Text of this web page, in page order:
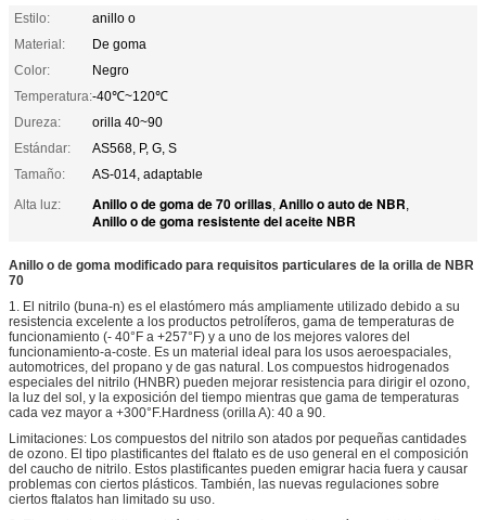
Estilo:
anillo o
Material:
De goma
Color:
Negro
Temperatura:-40℃~120℃
Dureza:
orilla 40~90
Estándar:
AS568, P, G, S
Tamaño:
AS-014, adaptable
Alta luz:
Anillo o de goma de 70 orillas, Anillo o auto de NBR,
Anillo o de goma resistente del aceite NBR
Anillo o de goma modificado para requisitos particulares de la orilla de NBR
70
1. El nitrilo (buna-n) es el elastómero más ampliamente utilizado debido a su
resistencia excelente a los productos petrolíferos, gama de temperaturas de
funcionamiento (- 40°F a +257°F) y a uno de los mejores valores del
funcionamiento-a-coste. Es un material ideal para los usos aeroespaciales,
automotrices, del propano y de gas natural. Los compuestos hidrogenados
especiales del nitrilo (HNBR) pueden mejorar resistencia para dirigir el ozono,
la luz del sol, y la exposición del tiempo mientras que gama de temperaturas
cada vez mayor a +300°F.Hardness (orilla A): 40 a 90.
Limitaciones: Los compuestos del nitrilo son atados por pequeñas cantidades
de ozono. El tipo plastificantes del ftalato es de uso general en el composición
del caucho de nitrilo. Estos plastificantes pueden emigrar hacia fuera y causar
problemas con ciertos plásticos. También, las nuevas regulaciones sobre
ciertos ftalatos han limitado su uso.